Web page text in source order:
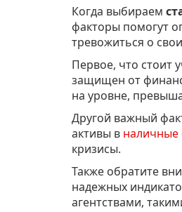
Когда выбираем
факторы помогут
тревожиться о
Первое, что стоит
защищен от
на уровне,
Другой важный
активы в наличные
кризисы.
Также обратите
надежных
агентствами,